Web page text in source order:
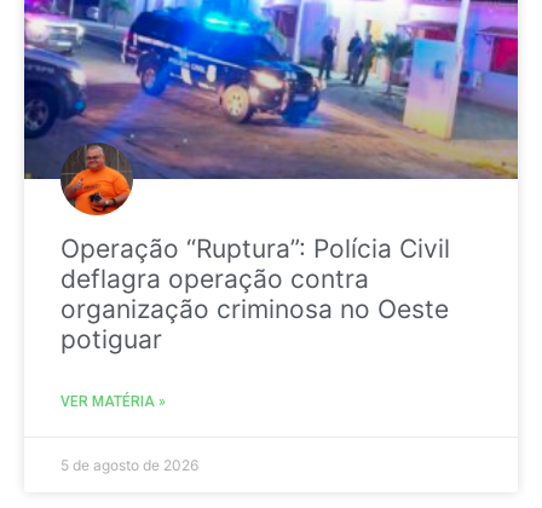
Operação “Ruptura”: Polícia Civil
deflagra operação contra
organização criminosa no Oeste
potiguar
VER MATÉRIA »
5 de agosto de 2026